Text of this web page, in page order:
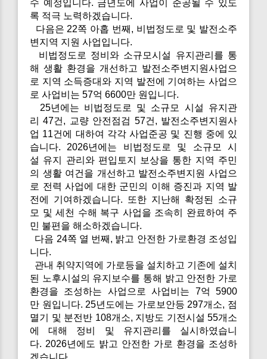
수 예정입니다. 금년도에 사업이 준공될 수 있도
록 적극 노력하겠습니다.
다음은 22쪽 아홉 번째, 비법정도로 및 발전소주
변지역 지원 사업입니다.
비법정도로 정비와 소규모시설 유지관리를 통
해 생활 환경을 개선하고 발전소주변지원사업으
로 지역 소득증대와 지역 발전에 기여하는 사업으
로 사업비는 57억 6600만 원입니다.
25년에는 비법정도로 및 소규모 시설 유지관
리 47건, 교량 안전점검 57건, 발전소주변지원사
업 11건에 대하여 각각 사업준공 및 진행 중에 있
습니다. 2026년에는 비법정도로 및 소규모 시
설 유지 관리와 편입토지 보상을 통한 지역 주민
의 생활 여건을 개선하고 발전소주변지원 사업으
로 전력 사업에 대한 군민의 이해 증진과 지역 발
전에 기여하겠습니다. 또한 지난해 확정된 소규
모 및 세천 수해 복구 사업을 조속히 완료하여 주
민 불편을 해소하겠습니다.
다음 24쪽 열 번째, 밝고 안전한 가로환경 조성입
니다.
관내 취약지역에 가로등을 설치하고 기존에 설치
된 노후시설의 유지보수를 통해 밝고 안전한 가로
환경을 조성하는 사업으로 사업비는 7억 5900
만 원입니다. 25년도에는 가로보안등 297개소, 점
멸기 및 분전반 108개소, 지방도 기전시설 55개소
에 대해 정비 및 유지관리를 실시하였습니
다. 2026년에도 밝고 안전한 가로 환경을 조성하
겠습니다.